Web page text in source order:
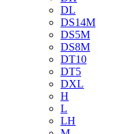
DL
DS14M
DS5M
DS8M
DT10
DT5
DXL
H
L
LH